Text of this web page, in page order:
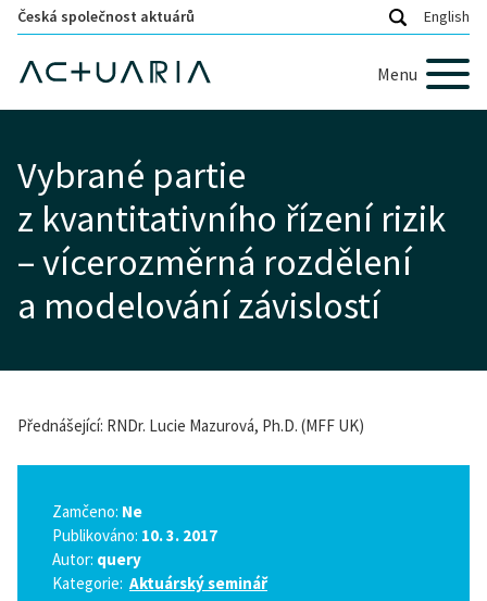
Česká společnost aktuárů English
Menu
Vybrané partie
z kvantitativního řízení rizik
– vícerozměrná rozdělení
a modelování závislostí
Přednášející: RNDr. Lucie Mazurová, Ph.D. (MFF UK)
Zamčeno: Ne
Publikováno: 10. 3. 2017
Autor: query
Kategorie: Aktuárský seminář